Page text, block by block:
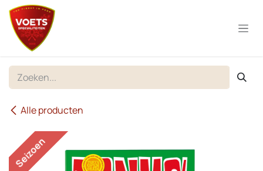
Overslaan naar inhoud
Alle producten
Seizoen